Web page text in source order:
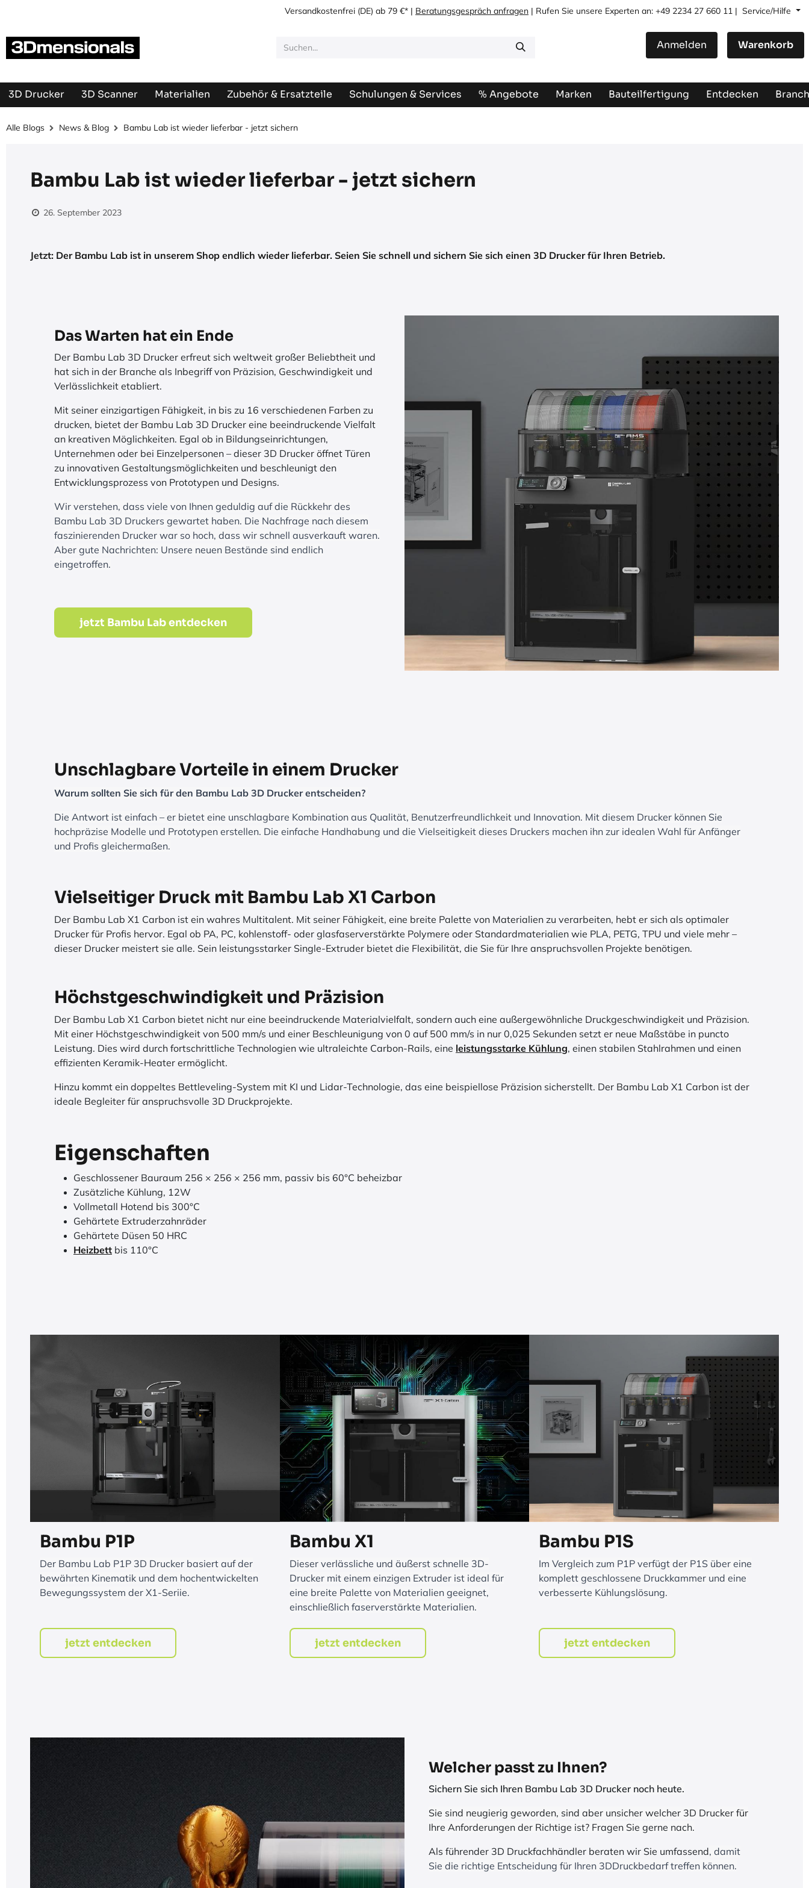
Versandkostenfrei (DE) ab 79 €* | Beratungsgespräch anfragen | Rufen Sie unsere Experten an: +49 2234 27 660 11 | Service/Hilfe
Anmelden Warenkorb
3D Drucker 3D Scanner Materialien Zubehör & Ersatzteile Schulungen & Services % Angebote Marken Bauteilfertigung Entdecken
Alle Blogs News & Blog Bambu Lab ist wieder lieferbar - jetzt sichern
Bambu Lab ist wieder lieferbar - jetzt sichern
26. September 2023
Jetzt: Der Bambu Lab ist in unserem Shop endlich wieder lieferbar. Seien Sie schnell und sichern Sie sich einen 3D Drucker für Ihren Betrieb.
Das Warten hat ein Ende
Der Bambu Lab 3D Drucker erfreut sich weltweit großer Beliebtheit und
hat sich in der Branche als Inbegriff von Präzision, Geschwindigkeit und
Verlässlichkeit etabliert.
Mit seiner einzigartigen Fähigkeit, in bis zu 16 verschiedenen Farben zu
drucken, bietet der Bambu Lab 3D Drucker eine beeindruckende Vielfalt
an kreativen Möglichkeiten. Egal ob in Bildungseinrichtungen,
Unternehmen oder bei Einzelpersonen – dieser 3D Drucker öffnet Türen
zu innovativen Gestaltungsmöglichkeiten und beschleunigt den
Entwicklungsprozess von Prototypen und Designs.
Wir verstehen, dass viele von Ihnen geduldig auf die Rückkehr des
Bambu Lab 3D Druckers gewartet haben. Die Nachfrage nach diesem
faszinierenden Drucker war so hoch, dass wir schnell ausverkauft waren.
Aber gute Nachrichten: Unsere neuen Bestände sind endlich
eingetroffen.
jetzt Bambu Lab entdecken
Unschlagbare Vorteile in einem Drucker
Warum sollten Sie sich für den Bambu Lab 3D Drucker entscheiden?
Die Antwort ist einfach – er bietet eine unschlagbare Kombination aus Qualität, Benutzerfreundlichkeit und Innovation. Mit diesem Drucker können Sie
hochpräzise Modelle und Prototypen erstellen. Die einfache Handhabung und die Vielseitigkeit dieses Druckers machen ihn zur idealen Wahl für Anfänger
und Profis gleichermaßen.
Vielseitiger Druck mit Bambu Lab X1 Carbon
Der Bambu Lab X1 Carbon ist ein wahres Multitalent. Mit seiner Fähigkeit, eine breite Palette von Materialien zu verarbeiten, hebt er sich als optimaler
Drucker für Profis hervor. Egal ob PA, PC, kohlenstoff- oder glasfaserverstärkte Polymere oder Standardmaterialien wie PLA, PETG, TPU und viele mehr –
dieser Drucker meistert sie alle. Sein leistungsstarker Single-Extruder bietet die Flexibilität, die Sie für Ihre anspruchsvollen Projekte benötigen.
Höchstgeschwindigkeit und Präzision
Der Bambu Lab X1 Carbon bietet nicht nur eine beeindruckende Materialvielfalt, sondern auch eine außergewöhnliche Druckgeschwindigkeit und Präzision.
Mit einer Höchstgeschwindigkeit von 500 mm/s und einer Beschleunigung von 0 auf 500 mm/s in nur 0,025 Sekunden setzt er neue Maßstäbe in puncto
Leistung. Dies wird durch fortschrittliche Technologien wie ultraleichte Carbon-Rails, eine leistungsstarke Kühlung, einen stabilen Stahlrahmen und einen
effizienten Keramik-Heater ermöglicht.
Hinzu kommt ein doppeltes Bettleveling-System mit KI und Lidar-Technologie, das eine beispiellose Präzision sicherstellt. Der Bambu Lab X1 Carbon ist der
ideale Begleiter für anspruchsvolle 3D Druckprojekte.
Eigenschaften
Geschlossener Bauraum 256 × 256 × 256 mm, passiv bis 60°C beheizbar
Zusätzliche Kühlung, 12W
Vollmetall Hotend bis 300°C
Gehärtete Extruderzahnräder
Gehärtete Düsen 50 HRC
Heizbett bis 110°C
Bambu P1P
Der Bambu Lab P1P 3D Drucker basiert auf der
bewährten Kinematik und dem hochentwickelten
Bewegungssystem der X1-Seriie.
jetzt entdecken
Bambu X1
Dieser verlässliche und äußerst schnelle 3D-
Drucker mit einem einzigen Extruder ist ideal für
eine breite Palette von Materialien geeignet,
einschließlich faserverstärkte Materialien.
jetzt entdecken
Bambu P1S
Im Vergleich zum P1P verfügt der P1S über eine
komplett geschlossene Druckkammer und eine
verbesserte Kühlungslösung.
jetzt entdecken
Welcher passt zu Ihnen?
Sichern Sie sich Ihren Bambu Lab 3D Drucker noch heute.
Sie sind neugierig geworden, sind aber unsicher welcher 3D Drucker für
Ihre Anforderungen der Richtige ist? Fragen Sie gerne nach.
Als führender 3D Druckfachhändler beraten wir Sie umfassend, damit
Sie die richtige Entscheidung für Ihren 3DDruckbedarf treffen können.